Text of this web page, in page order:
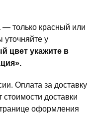
только красный или
у
цвет укажите в
Оплата за доставку
стоимости доставки
оформления